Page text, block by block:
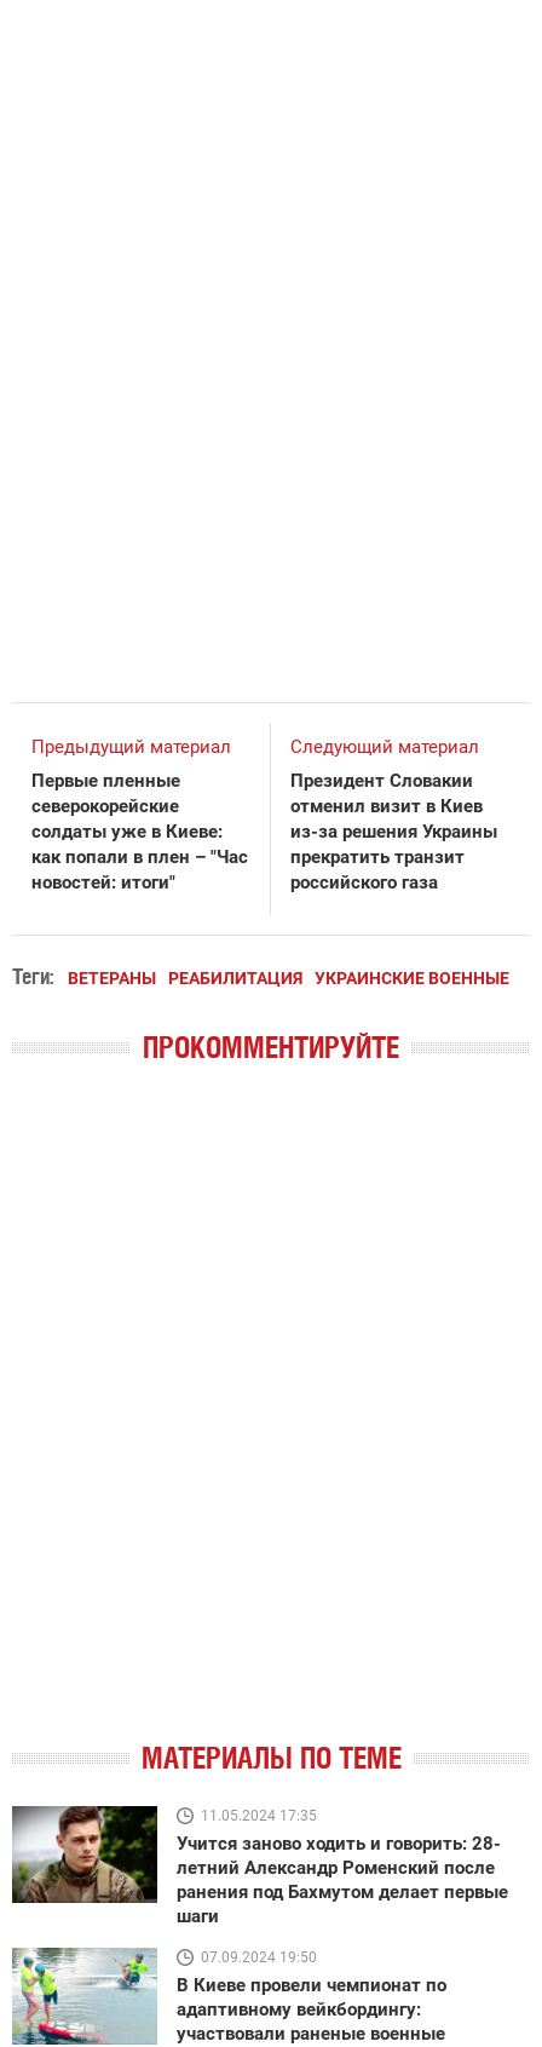
Предыдущий материал
Первые пленные
северокорейские
солдаты уже в Киеве:
как попали в плен – "Час
новостей: итоги"
Следующий материал
Президент Словакии
отменил визит в Киев
из-за решения Украины
прекратить транзит
российского газа
Теги: ВЕТЕРАНЫ РЕАБИЛИТАЦИЯ УКРАИНСКИЕ ВОЕННЫЕ
ПРОКОММЕНТИРУЙТЕ
МАТЕРИАЛЫ ПО ТЕМЕ
11.05.2024 17:35
Учится заново ходить и говорить: 28-
летний Александр Роменский после
ранения под Бахмутом делает первые
шаги
07.09.2024 19:50
В Киеве провели чемпионат по
адаптивному вейкбордингу:
участвовали раненые военные